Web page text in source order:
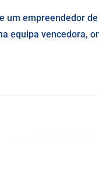
empreendedor
equipa vencedora,